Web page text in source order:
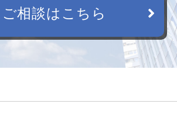
ご相談はこちら